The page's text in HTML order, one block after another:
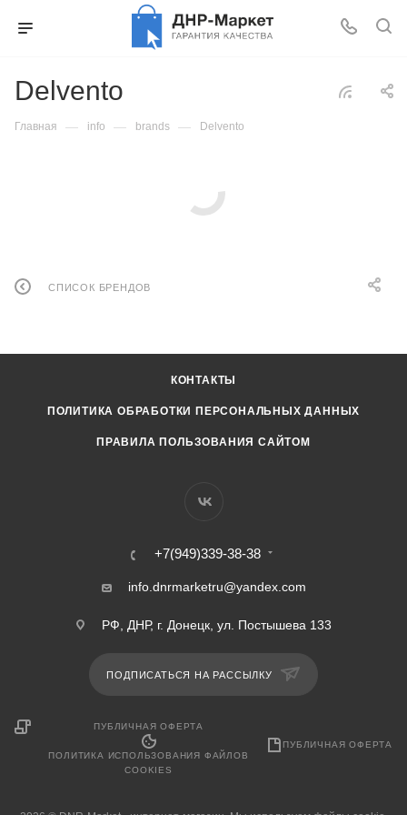
Delvento
Главная — info — brands — Delvento
СПИСОК БРЕНДОВ
КОНТАКТЫ
ПОЛИТИКА ОБРАБОТКИ ПЕРСОНАЛЬНЫХ ДАННЫХ
ПРАВИЛА ПОЛЬЗОВАНИЯ САЙТОМ
+7(949)339-38-38
info.dnrmarketru@yandex.com
РФ, ДНР, г. Донецк, ул. Постышева 133
ПОДПИСАТЬСЯ НА РАССЫЛКУ
ПУБЛИЧНАЯ ОФЕРТА
ПОЛИТИКА ИСПОЛЬЗОВАНИЯ ФАЙЛОВ
COOKIES
ПУБЛИЧНАЯ ОФЕРТА